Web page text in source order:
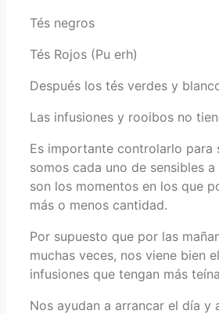
Tés negros
Tés Rojos (Pu erh)
Después los tés verdes y
Las infusiones y rooibos no
Es importante controlarlo para
somos cada uno de sensibles
son los momentos en los que
más o menos cantidad.
Por supuesto que por las
muchas veces, nos viene bien
infusiones que tengan más
Nos ayudan a arrancar el día y